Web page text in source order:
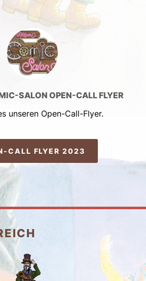
SALON OPEN-CALL FLYER
unseren Open-Call-Flyer.
CALL FLYER 2023